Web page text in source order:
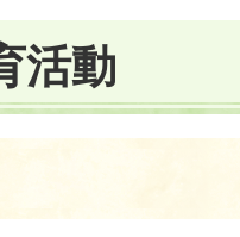
活動